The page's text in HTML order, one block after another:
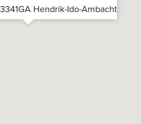
3341GA Hendrik-Ido-Ambacht